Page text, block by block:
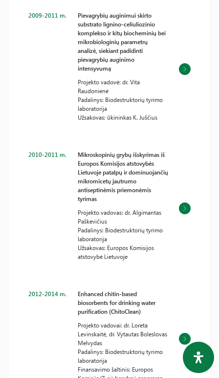
2009-2011 m.
Pievagrybių auginimui skirto
substrato lignino-celiuliozinio
komplekso ir kitų biocheminių bei
mikrobiologinių parametrų
analizė, siekiant padidinti
pievagrybių auginimo
intensyvumą
Projekto vadovė: dr. Vita
Raudonienė
Padalinys: Biodestruktorių tyrimo
laboratorija
Užsakovas: ūkininkas K. Juščius
2010-2011 m.
Mikroskopinių grybų išskyrimas iš
Europos Komisijos atstovybės
Lietuvoje patalpų ir dominuojančių
mikromicetų jautrumo
antiseptinėmis priemonėmis
tyrimas
Projekto vadovas: dr. Algimantas
Paškevičius
Padalinys: Biodestruktorių tyrimo
laboratorija
Užsakovas: Europos Komisijos
atstovybė Lietuvoje
2012-2014 m.
Enhanced chitin-based
biosorbents for drinking water
purification (ChitoClean)
Projekto vadovai: dr. Loreta
Levinskaitė, dr. Vytautas Boleslovas
Melvydas
Padalinys: Biodestruktorių tyrimo
laboratorija
Finansavimo šaltinis: Europos